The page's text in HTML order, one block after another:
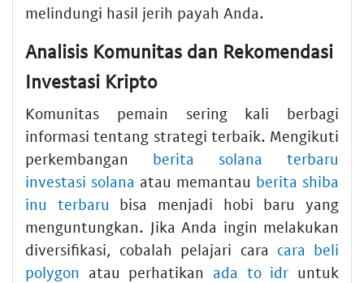
melindungi hasil jerih payah Anda.
Analisis Komunitas dan Rekomendasi
Investasi Kripto
Komunitas pemain sering kali berbagi
informasi tentang strategi terbaik. Mengikuti
perkembangan berita solana terbaru
investasi solana atau memantau berita shiba
inu terbaru bisa menjadi hobi baru yang
menguntungkan. Jika Anda ingin melakukan
diversifikasi, cobalah pelajari cara cara beli
polygon atau perhatikan ada to idr untuk